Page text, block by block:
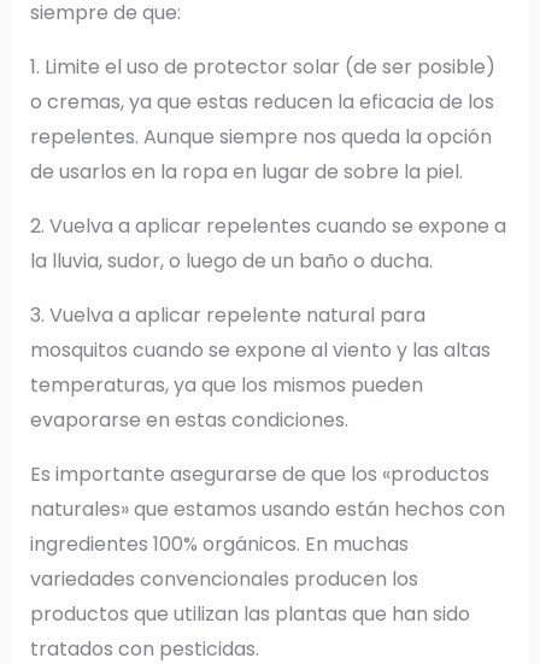
siempre de que:
1. Limite el uso de protector solar (de ser posible)
o cremas, ya que estas reducen la eficacia de los
repelentes. Aunque siempre nos queda la opción
de usarlos en la ropa en lugar de sobre la piel.
2. Vuelva a aplicar repelentes cuando se expone a
la lluvia, sudor, o luego de un baño o ducha.
3. Vuelva a aplicar repelente natural para
mosquitos cuando se expone al viento y las altas
temperaturas, ya que los mismos pueden
evaporarse en estas condiciones.
Es importante asegurarse de que los «productos
naturales» que estamos usando están hechos con
ingredientes 100% orgánicos. En muchas
variedades convencionales producen los
productos que utilizan las plantas que han sido
tratados con pesticidas.